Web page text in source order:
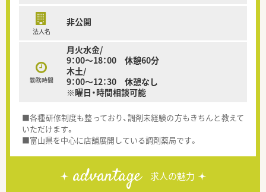
法人名
非公開
勤務時間
月火水金/
9：00～18：00 休憩60分
木土/
9：00～12：30 休憩なし
※曜日・時間相談可能
■各種研修制度も整っており、調剤未経験の方もきちんと教えて
いただけます。
■富山県を中心に店舗展開している調剤薬局です。
advantage 求人の魅力